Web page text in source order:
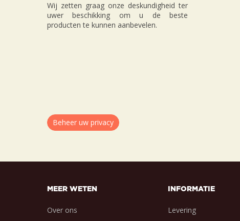
Wij zetten graag onze deskundigheid ter
uwer beschikking om u de beste
producten te kunnen aanbevelen.
Beheer uw privacy
MEER WETEN
Over ons
INFORMATIE
Levering